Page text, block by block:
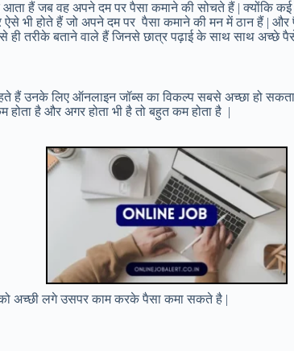
जब वह अपने दम पर पैसा कमाने की सोचते हैं | क्योंकि कई
ऐसे भी होते हैं जो अपने दम पर पैसा कमाने की मन में ठान
ही तरीके बताने वाले हैं जिनसे छात्र पढ़ाई के साथ साथ अच्छे
हैं उनके लिए ऑनलाइन जॉब्स का विकल्प सबसे अच्छा हो
है और अगर होता भी है तो बहुत कम होता है |
अच्छी लगे उसपर काम करके पैसा कमा सकते है |